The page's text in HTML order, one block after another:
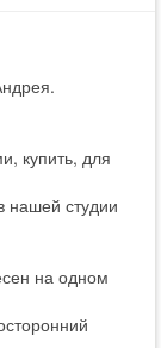
купить, для
нашей студии
на одном